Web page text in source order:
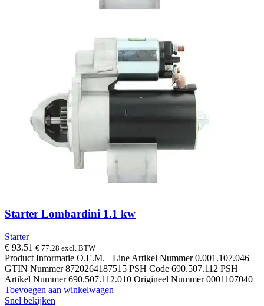
Starter Lombardini 1.1 kw
Starter
€ 93.51 € 77.28 excl. BTW
Product Informatie O.E.M. +Line Artikel Nummer 0.001.107.046+
GTIN Nummer 8720264187515 PSH Code 690.507.112 PSH
Artikel Nummer 690.507.112.010 Origineel Nummer 0001107040
Toevoegen aan winkelwagen
Snel bekijken